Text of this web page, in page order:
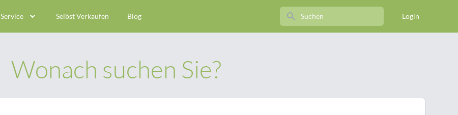
Service Selbst Verkaufen Blog Search Login
Wonach suchen Sie?